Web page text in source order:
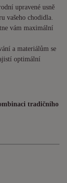
upravené usně
vašeho chodidla.
vám maximální
a materiálům se
optimální
tradičního